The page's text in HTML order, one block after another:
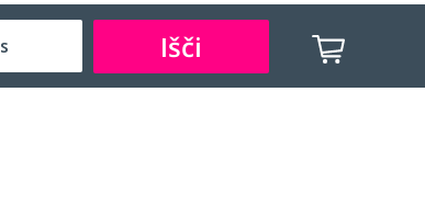
Išči